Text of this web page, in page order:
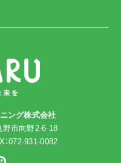
ング株式会社
市向野2-6-18
072-931-0082